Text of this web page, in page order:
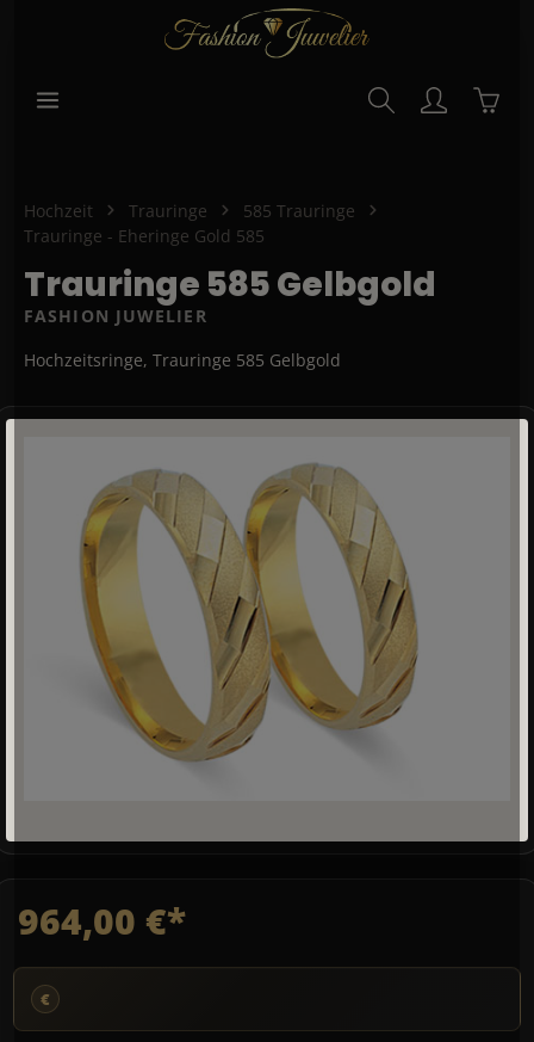
Hochzeit Trauringe
585 Trauringe
Trauringe - Eheringe Gold 585
Trauringe 585 Gelbgold
FASHION JUWELIER
Hochzeitsringe, Trauringe 585 Gelbgold
Bildergalerie überspringen
964,00 €*